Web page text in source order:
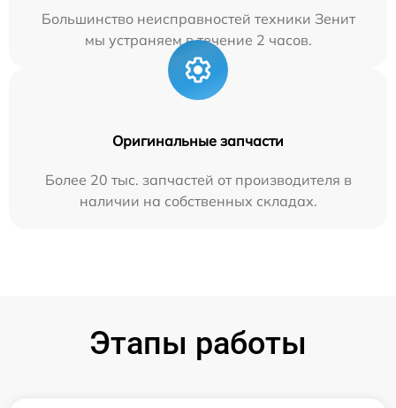
Большинство неисправностей техники Зенит
мы устраняем в течение 2 часов.
Оригинальные запчасти
Более 20 тыс. запчастей от производителя в
наличии на собственных складах.
Этапы работы